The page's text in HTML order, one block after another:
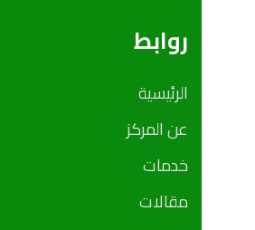
روابط
الرئيسية
عن المركز
خدمات
مقالات